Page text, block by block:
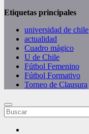
Etiquetas principales
universidad de chile
actualidad
Cuadro mágico
U de Chile
Fútbol Femenino
Fútbol Formativo
Torneo de Clausura